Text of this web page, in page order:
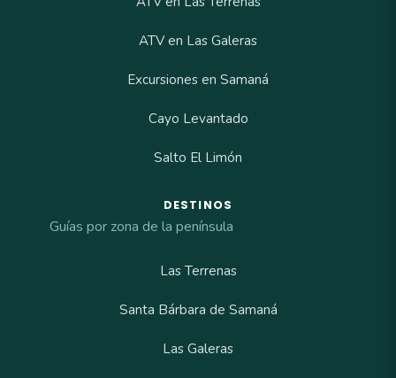
ATV en Las Galeras
Excursiones en Samaná
Cayo Levantado
Salto El Limón
DESTINOS
Guías por zona de la península
Las Terrenas
Santa Bárbara de Samaná
Las Galeras